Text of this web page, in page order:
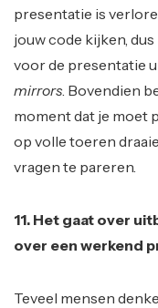
presentatie is
jouw code kijken,
voor de presentatie
mirrors . Bovendien
moment dat je moet
op volle toeren
vragen te pareren.
11. Het gaat over
over een werkend
Teveel mensen